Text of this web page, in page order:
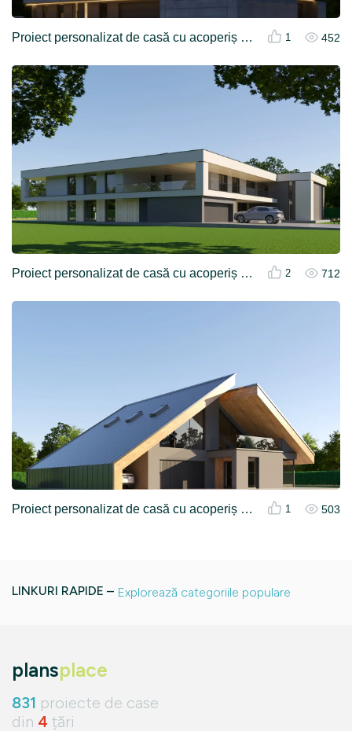
Proiect personalizat de casă cu acoperiș plat și garaj în stil modernist interbelic 1 452
Proiect personalizat de casă cu acoperiș plat și garaj în stil modernist interbelic 2 712
Proiect personalizat de casă cu acoperiș plat și garaj în stil modernist interbelic 1 503
LINKURI RAPIDE – Explorează categoriile populare
plansplace
831 proiecte de case
din 4 țări